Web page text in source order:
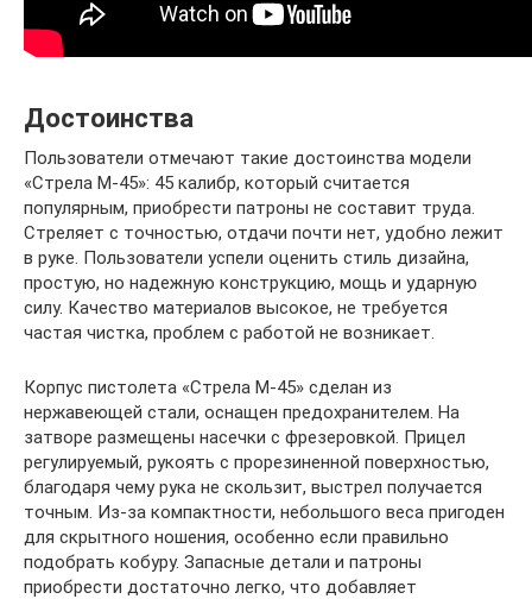
Достоинства
Пользователи отмечают такие достоинства модели
«Стрела М-45»: 45 калибр, который считается
популярным, приобрести патроны не составит труда.
Стреляет с точностью, отдачи почти нет, удобно лежит
в руке. Пользователи успели оценить стиль дизайна,
простую, но надежную конструкцию, мощь и ударную
силу. Качество материалов высокое, не требуется
частая чистка, проблем с работой не возникает.
Корпус пистолета «Стрела М-45» сделан из
нержавеющей стали, оснащен предохранителем. На
затворе размещены насечки с фрезеровкой. Прицел
регулируемый, рукоять с прорезиненной поверхностью,
благодаря чему рука не скользит, выстрел получается
точным. Из-за компактности, небольшого веса пригоден
для скрытного ношения, особенно если правильно
подобрать кобуру. Запасные детали и патроны
приобрести достаточно легко, что добавляет